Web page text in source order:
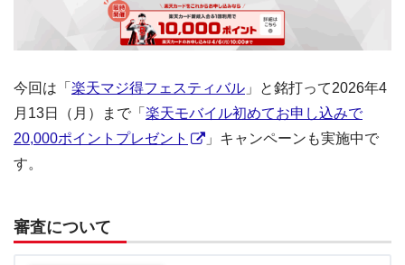
今回は「 楽天マジ得フェスティバル 」と銘打って2026年4
月13日（月）まで「 楽天モバイル初めてお申し込みで
20,000ポイントプレゼント
」キャンペーンも実施中で
す。
審査について